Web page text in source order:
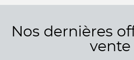
Nos dernières
vente